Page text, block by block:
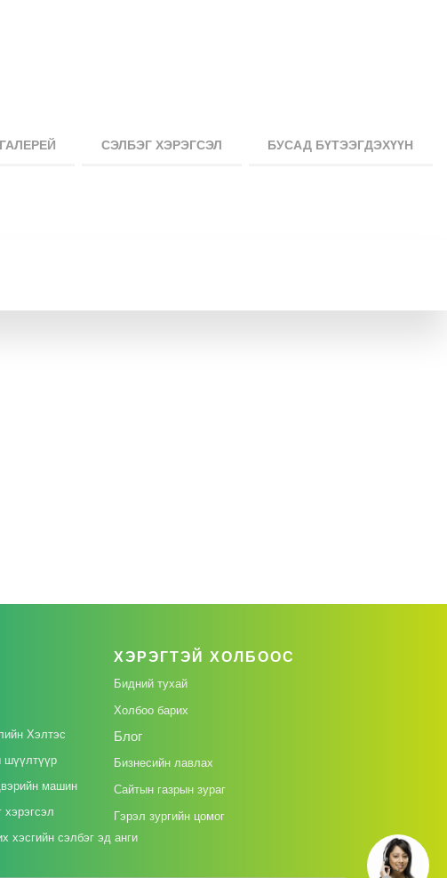
ГАЛЕРЕЙ СЭЛБЭГ ХЭРЭГСЭЛ БУСАД БҮТЭЭГДЭХҮҮН
Хэлтэс
шүүлтүүр
машин
хэрэгсэл
хэсгийн сэлбэг эд анги
ХЭРЭГТЭЙ ХОЛБООС
Бидний тухай
Холбоо барих
Блог
Бизнесийн лавлах
Сайтын газрын зураг
Гэрэл зургийн цомог